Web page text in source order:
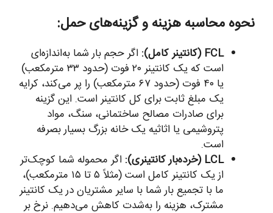
نحوه محاسبه هزینه و گزینه‌های حمل:
FCL (کانتینر کامل):
اگر حجم بار شما به‌اندازه‌ای
است که یک کانتینر ۲۰ فوت (حدود ۳۳ مترمکعب)
یا ۴۰ فوت (حدود ۶۷ مترمکعب) را پر می‌کند، کرایه
یک مبلغ ثابت برای کل کانتینر است. این گزینه
برای صادرات مصالح ساختمانی، سنگ، مواد
پتروشیمی یا اثاثیه یک خانه بزرگ بسیار بصرفه
است.
LCL (خرده‌بار کانتینری):
اگر محموله شما کوچک‌تر
از یک کانتینر کامل است (مثلاً ۵ تا ۱۵ مترمکعب)،
ما با تجمیع بار شما با سایر مشتریان در یک کانتینر
مشترک، هزینه را به‌شدت کاهش می‌دهیم. نرخ بر